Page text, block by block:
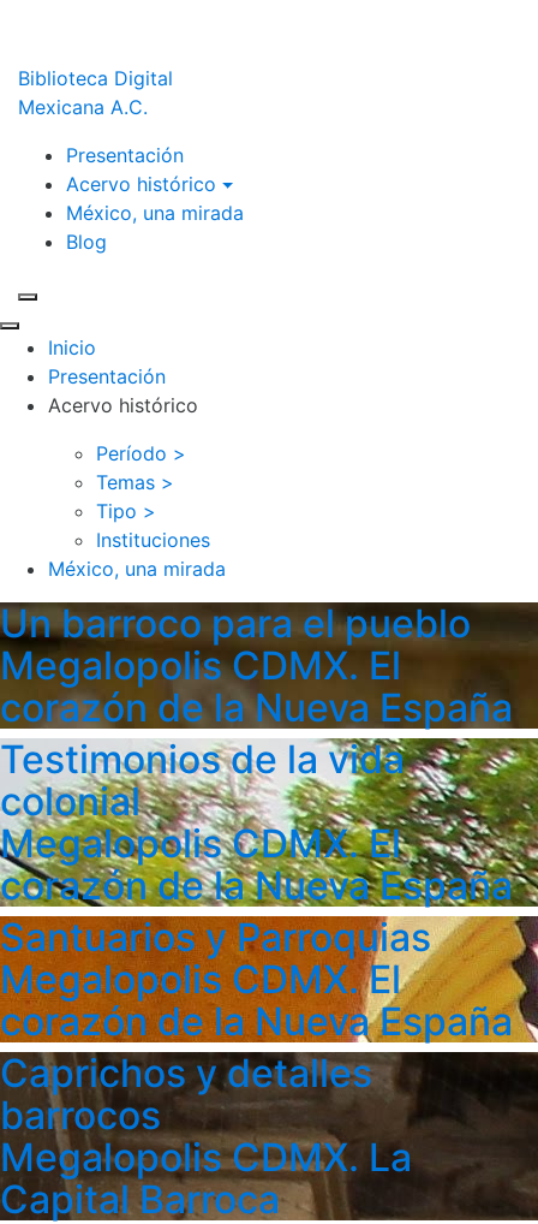
Biblioteca Digital
Mexicana A.C.
Presentación
Acervo histórico
México, una mirada
Blog
Inicio
Presentación
Acervo histórico
Período >
Temas >
Tipo >
Instituciones
México, una mirada
Un barroco para el pueblo
Megalopolis CDMX. El
corazón de la Nueva España
Testimonios de la vida
colonial
Megalopolis CDMX. El
corazón de la Nueva España
Santuarios y Parroquias
Megalopolis CDMX. El
corazón de la Nueva España
Caprichos y detalles
barrocos
Megalopolis CDMX. La
Capital Barroca